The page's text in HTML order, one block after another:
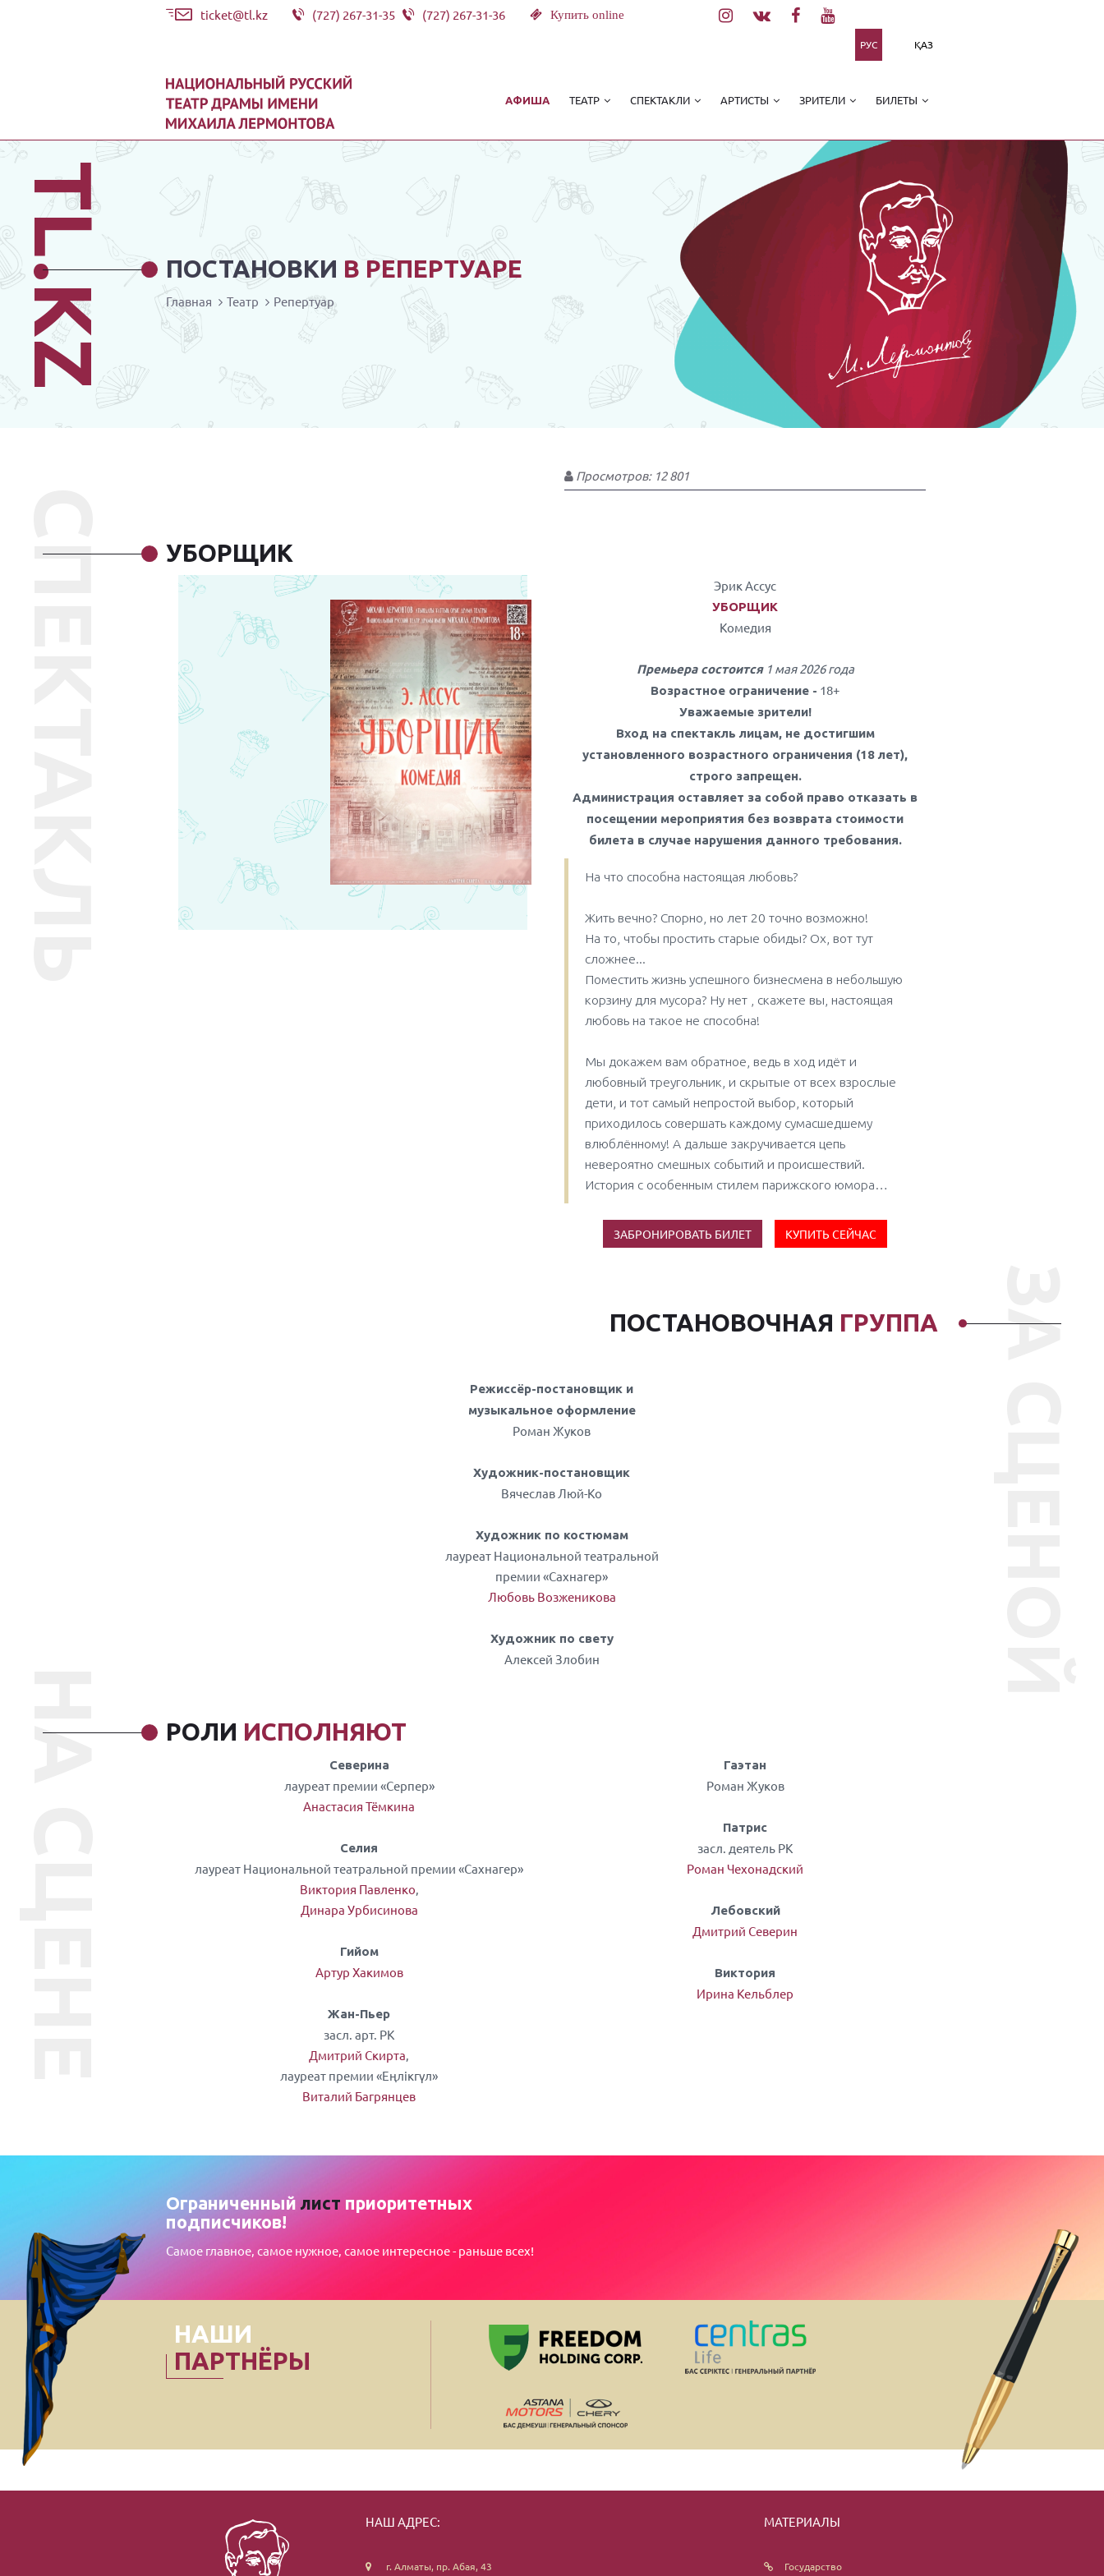
ticket@tl.kz (727) 267-31-35 (727) 267-31-36 Купить online
РУС ҚАЗ
АФИША ТЕАТР СПЕКТАКЛИ АРТИСТЫ ЗРИТЕЛИ БИЛЕТЫ
ПОСТАНОВКИ В РЕПЕРТУАРЕ
TL.KZ Главная Театр Репертуар
Просмотров: 12 801
УБОРЩИК
Эрик Ассус
УБОРЩИК
Комедия
Премьера состоится1 мая 2026 года
Возрастное ограничение - 18+
Уважаемые зрители!
Вход на спектакль лицам, не достигшим
установленного возрастного ограничения (18 лет),
строго запрещен.
Администрация оставляет за собой право отказать в
посещении мероприятия без возврата стоимости
билета в случае нарушения данного требования.
На что способна настоящая любовь?
Жить вечно? Спорно, но лет 20 точно возможно!
На то, чтобы простить старые обиды? Ох, вот тут
сложнее...
Поместить жизнь успешного бизнесмена в небольшую
корзину для мусора? Ну нет , скажете вы, настоящая
любовь на такое не способна!
Мы докажем вам обратное, ведь в ход идёт и
любовный треугольник, и скрытые от всех взрослые
дети, и тот самый непростой выбор, который
приходилось совершать каждому сумасшедшему
влюблённому! А дальше закручивается цепь
невероятно смешных событий и происшествий.
История с особенным стилем парижского юмора…
ЗАБРОНИРОВАТЬ БИЛЕТ КУПИТЬ СЕЙЧАС
ПОСТАНОВОЧНАЯ ГРУППА
Режиссёр-постановщик и
музыкальное оформление
Роман Жуков
Художник-постановщик
Вячеслав Люй-Ко
Художник по костюмам
лауреат Национальной театральной
премии «Сахнагер»
Любовь Возженикова
Художник по свету
Алексей Злобин
РОЛИ ИСПОЛНЯЮТ
НА СЦЕНЕ Северина
лауреат премии «Серпер»
Анастасия Тёмкина
Селия
лауреат Национальной театральной премии «Сахнагер»
Виктория Павленко,
Динара Урбисинова
Гийом
Артур Хакимов
Жан-Пьер
засл. арт. РК
Дмитрий Скирта,
лауреат премии «Еңлікгүл»
Виталий Багрянцев
Гаэтан
Роман Жуков
Патрис
засл. деятель РК
Роман Чехонадский
Лебовский
Дмитрий Северин
Виктория
Ирина Кельблер
Ограниченныйлист приоритетных
подписчиков!
Самое главное, самое нужное, самое интересное - раньше всех!
НАШИ
ПАРТНЁРЫ
НАШ АДРЕС:
г. Алматы, пр. Абая, 43
МАТЕРИАЛЫ
Государство